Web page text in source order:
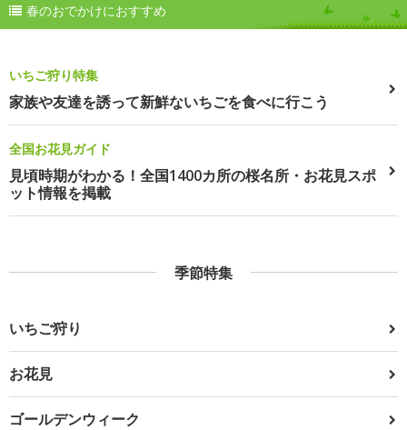
春のおでかけにおすすめ
いちご狩り特集
家族や友達を誘って新鮮ないちごを食べに行こう
全国お花見ガイド
見頃時期がわかる！全国1400カ所の桜名所・お花見スポ
ット情報を掲載
季節特集
いちご狩り
お花見
ゴールデンウィーク